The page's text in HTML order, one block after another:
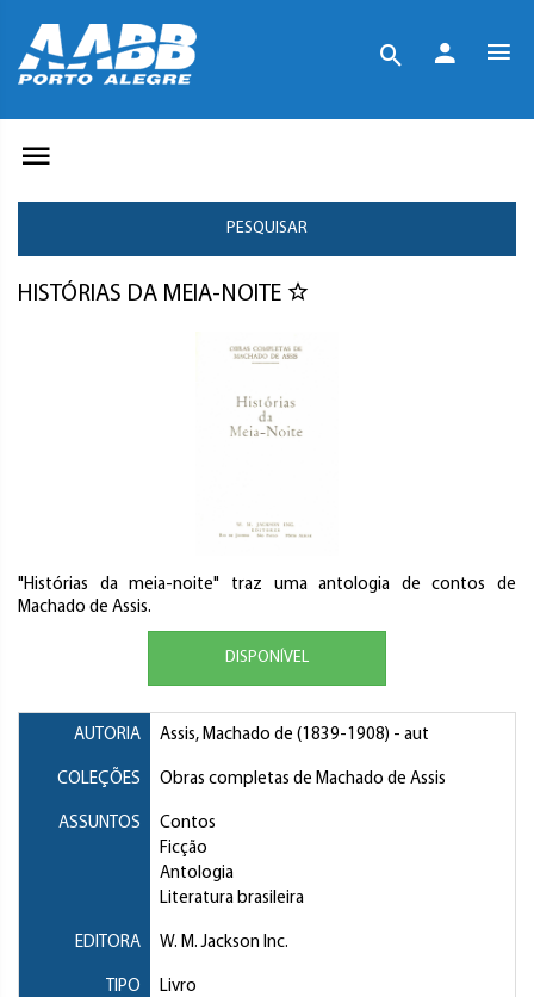
PESQUISAR
HISTÓRIAS DA MEIA-NOITE
"Histórias da meia-noite" traz uma antologia de contos de
Machado de Assis.
DISPONÍVEL
AUTORIA Assis, Machado de (1839-1908) - aut
COLEÇÕES Obras completas de Machado de Assis
ASSUNTOS
Contos
Ficção
Antologia
Literatura brasileira
EDITORA W. M. Jackson Inc.
TIPO Livro